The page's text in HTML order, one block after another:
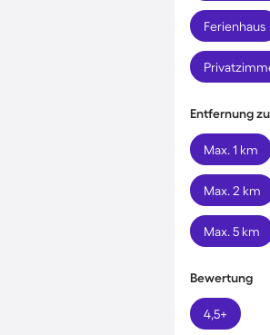
Ferienhaus
Entfernung
Max. 1 km
Max. 2 km
Max. 5 km
Bewertung
4,5+